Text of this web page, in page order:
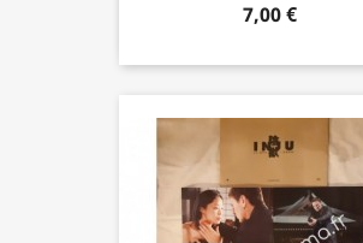
7,00 €